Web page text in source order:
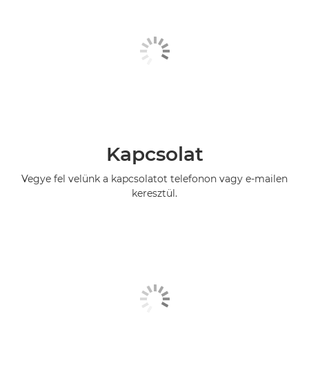
Kapcsolat
Vegye fel velünk a kapcsolatot telefonon vagy e-mailen
keresztül.